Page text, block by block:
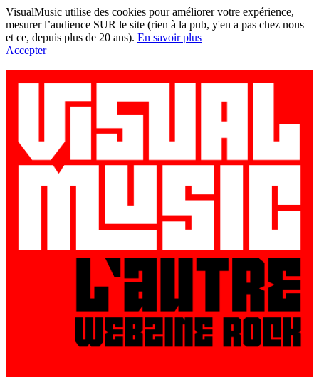
VisualMusic utilise des cookies pour améliorer votre expérience,
mesurer l’audience SUR le site (rien à la pub, y'en a pas chez nous
et ce, depuis plus de 20 ans). En savoir plus
Accepter